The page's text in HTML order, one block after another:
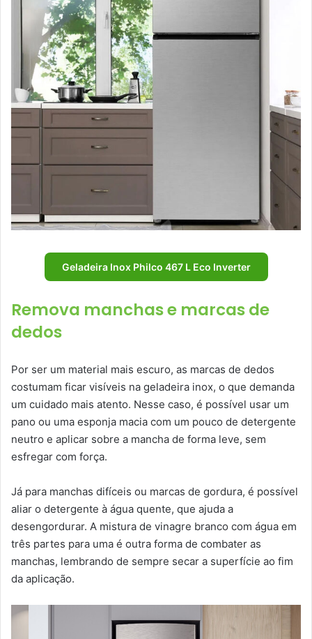
Geladeira Inox Philco 467 L Eco Inverter
Remova manchas e marcas de
dedos
Por ser um material mais escuro, as marcas de dedos
costumam ficar visíveis na geladeira inox, o que demanda
um cuidado mais atento. Nesse caso, é possível usar um
pano ou uma esponja macia com um pouco de detergente
neutro e aplicar sobre a mancha de forma leve, sem
esfregar com força.
Já para manchas difíceis ou marcas de gordura, é possível
aliar o detergente à água quente, que ajuda a
desengordurar. A mistura de vinagre branco com água em
três partes para uma é outra forma de combater as
manchas, lembrando de sempre secar a superfície ao fim
da aplicação.